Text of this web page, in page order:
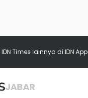
IDN Times lainnya di IDN App
JABAR